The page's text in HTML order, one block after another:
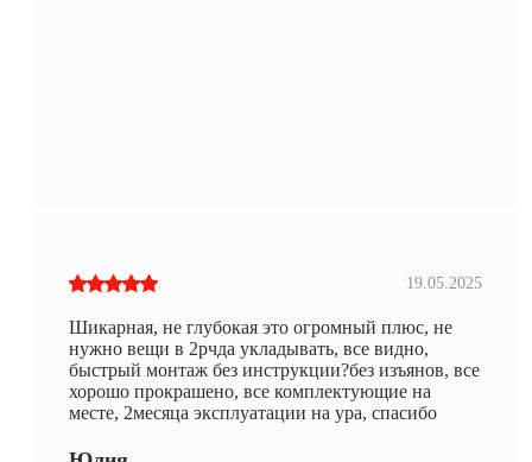
19.05.2025
Шикарная, не глубокая это огромный плюс, не
нужно вещи в 2рчда укладывать, все видно,
быстрый монтаж без инструкции?без изъянов, все
хорошо прокрашено, все комплектующие на
месте, 2месяца эксплуатации на ура, спасибо